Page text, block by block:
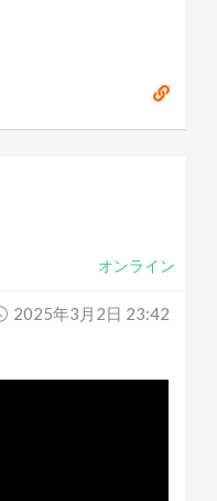
オンライン
2025年3月2日 23:42